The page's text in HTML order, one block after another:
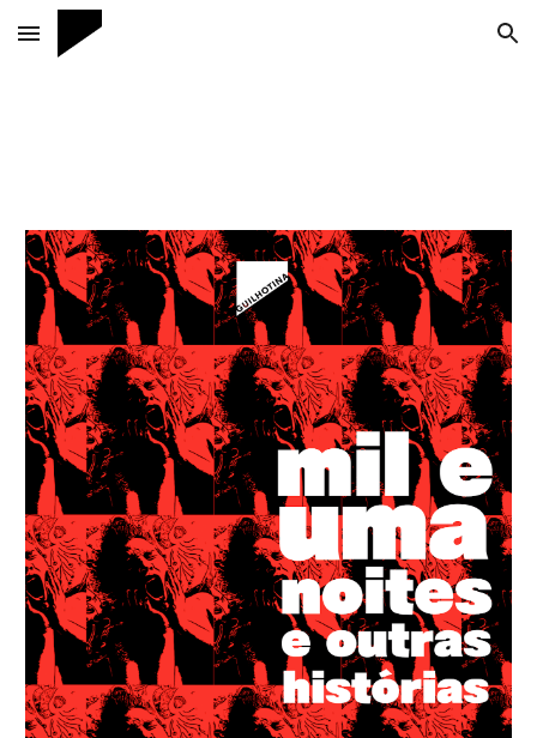
Skip to main content Skip to navigation